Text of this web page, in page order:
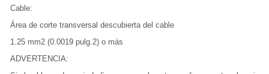
Cable:
Área de corte transversal descubierta del cable
1.25 mm2 (0.0019 pulg.2) o más
ADVERTENCIA: